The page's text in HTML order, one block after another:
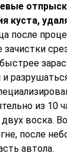
куста,
после
зачистки
и
из 10
воска.
после
автола.